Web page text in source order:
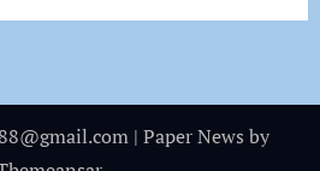
| Paper News by